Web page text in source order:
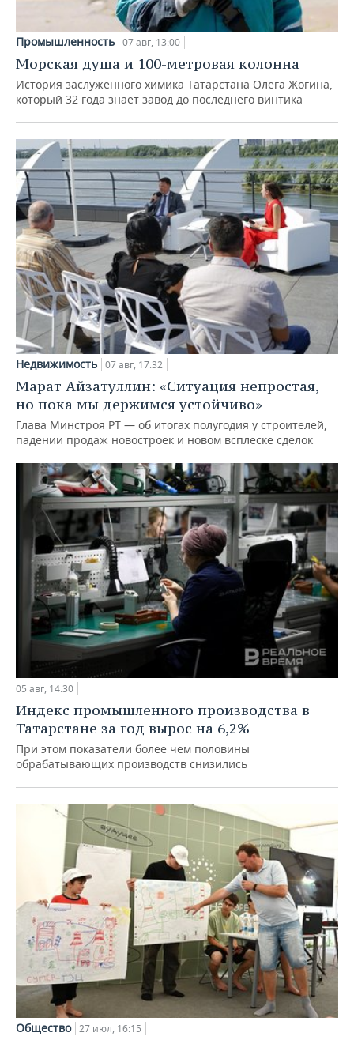
Промышленность 07 авг, 13:00
Морская душа и 100-метровая колонна
История заслуженного химика Татарстана Олега Жогина,
который 32 года знает завод до последнего винтика
Недвижимость 07 авг, 17:32
Марат Айзатуллин: «Ситуация непростая,
но пока мы держимся устойчиво»
Глава Минстроя РТ — об итогах полугодия у строителей,
падении продаж новостроек и новом всплеске сделок
05 авг, 14:30
Индекс промышленного производства в
Татарстане за год вырос на 6,2%
При этом показатели более чем половины
обрабатывающих производств снизились
Общество 27 июл, 16:15